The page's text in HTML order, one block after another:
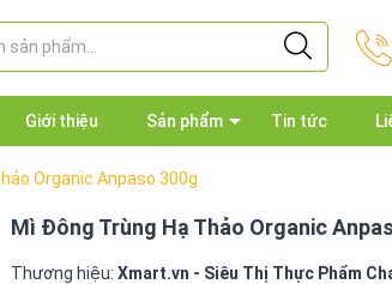
Giới thiệu Sản phẩm Tin tức
Organic Anpaso 300g
Mì Đông Trùng Hạ Thảo Organic
Thương hiệu: Xmart.vn - Siêu Thị Thực Phẩm